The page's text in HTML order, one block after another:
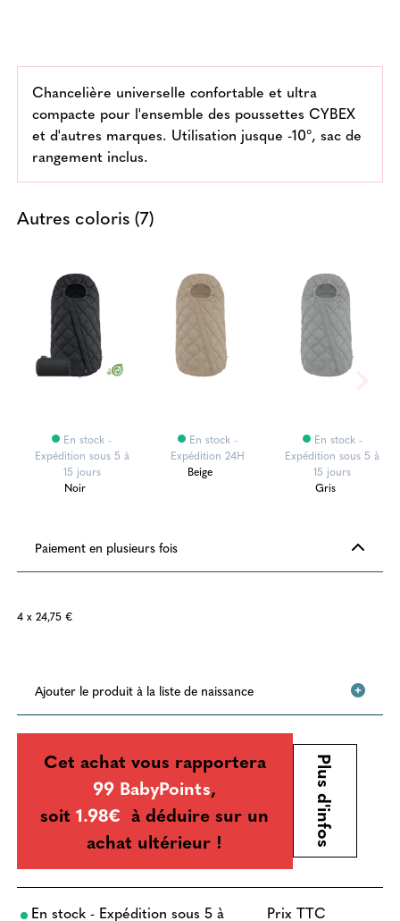
Chancelière universelle confortable et ultra
compacte pour l'ensemble des poussettes CYBEX
et d'autres marques. Utilisation jusque -10°, sac de
rangement inclus.
Autres coloris (7)
En stock -
Expédition sous 5 à
15 jours
Noir
En stock -
Expédition 24H
Beige
En stock -
Expédition sous 5 à
15 jours
Gris
Paiement en plusieurs fois
4 x 24,75 €
Ajouter le produit à la liste de naissance
Cet achat vous rapportera
99 BabyPoints,
soit1.98€ à déduire sur un
achat ultérieur !
Plus d'infos
En stock - Expédition sous 5 à
Prix TTC